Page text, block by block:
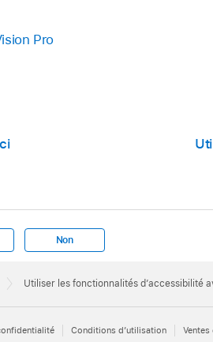
Pro
Non
Utiliser les fonctionnalités d’accessibilité
Conditions d’utilisation